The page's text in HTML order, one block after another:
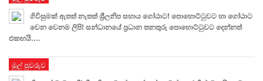
ගිවිසුමක් ඇතත් නැතත් ශ්‍රීලනිප සහාය ගෝඨාට! පොහොට්ටුවට හා ගෝඨාට
වෙන වෙනම ලිපි! සන්ධානයේ ප්‍රධාන තනතුරු පොහොට්ටුවට දෙන්නත්
එකඟයි….
මුල් පුවරුව